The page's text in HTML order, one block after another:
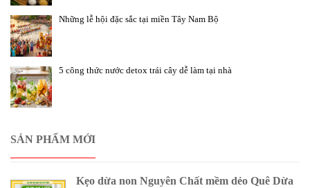
Những lễ hội đặc sắc tại miền Tây Nam Bộ
5 công thức nước detox trái cây dễ làm tại nhà
SẢN PHẨM MỚI
Kẹo dừa non Nguyên Chất mềm dẻo Quê Dừa